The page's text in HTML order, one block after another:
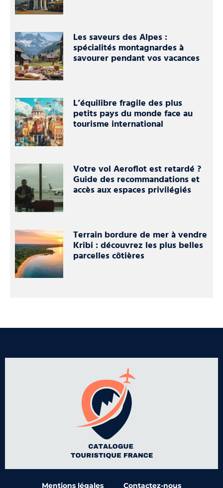
Les saveurs des Alpes :
spécialités montagnardes à
savourer pendant vos vacances
L’équilibre fragile des plus
petits pays du monde face au
tourisme international
Votre vol Aeroflot est retardé ?
Guide des recommandations et
accès aux espaces privilégiés
Terrain bordure de mer à vendre
Kribi : découvrez les plus belles
parcelles côtières
Mentions légales Contactez-nous